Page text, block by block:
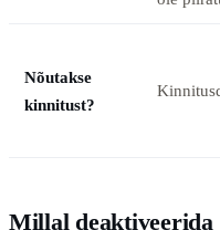
Nõutakse
kinnitust?
Millal deaktiveerida